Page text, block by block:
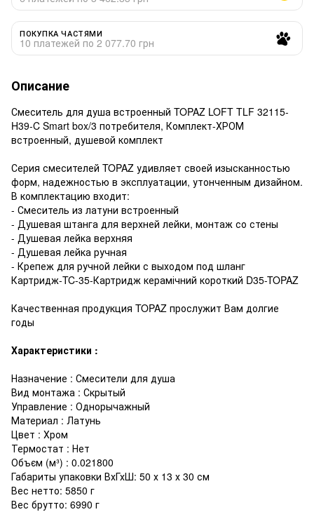
ПОКУПКА ЧАСТЯМИ
10 платежей по 2 077.70 грн
Описание
Смеситель для душа встроенный TOPAZ LOFT TLF 32115-
H39-C Smart box/3 потребителя, Комплект-ХРОМ
встроенный, душевой комплект
Серия смесителей TOPAZ удивляет своей изысканностью
форм, надежностью в эксплуатации, утонченным дизайном.
В комплектацию входит:
- Смеситель из латуни встроенный
- Душевая штанга для верхней лейки, монтаж со стены
- Душевая лейка верхняя
- Душевая лейка ручная
- Крепеж для ручной лейки с выходом под шланг
Картридж-TC-35-Картридж керамічний короткий D35-TOPAZ
Качественная продукция TOPAZ прослужит Вам долгие
годы
Характеристики :
Назначение : Смесители для душа
Вид монтажа : Скрытый
Управление : Однорычажный
Материал : Латунь
Цвет : Хром
Термостат : Нет
Объєм (м³) : 0.021800
Габариты упаковки ВхГхШ: 50 х 13 х 30 см
Вес нетто: 5850 г
Вес брутто: 6990 г